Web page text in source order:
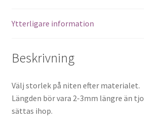
Ytterligare information
Beskrivning
Välj storlek på niten efter materialet.
Längden bör vara 2-3mm längre än
sättas ihop.